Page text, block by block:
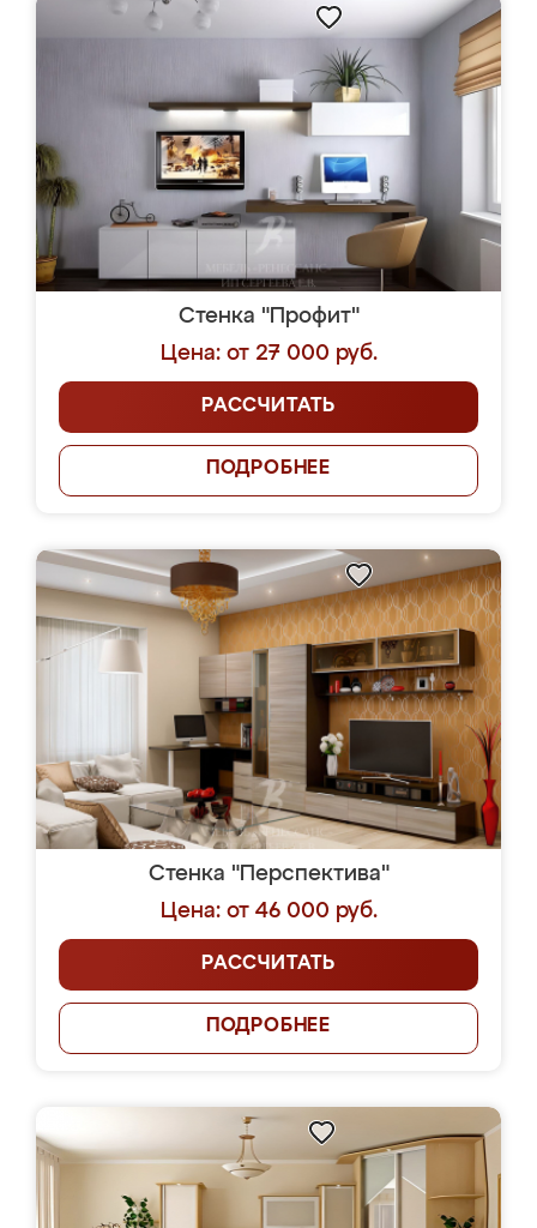
Стенка "Профит"
Цена: от 27 000 руб.
РАССЧИТАТЬ
ПОДРОБНЕЕ
Стенка "Перспектива"
Цена: от 46 000 руб.
РАССЧИТАТЬ
ПОДРОБНЕЕ